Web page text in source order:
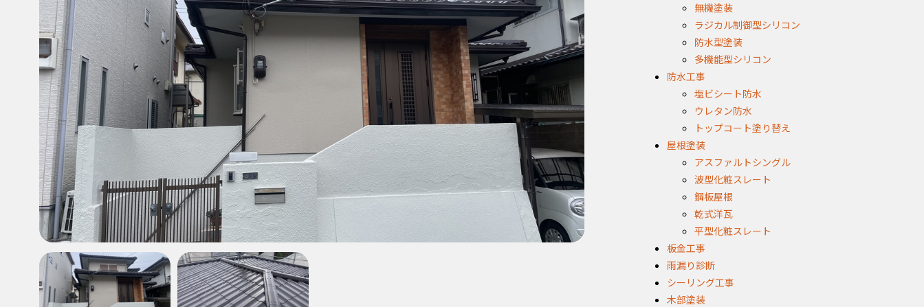
無機塗装
ラジカル制御型シリコン
防水型塗装
多機能型シリコン
防水工事
塩ビシート防水
ウレタン防水
トップコート塗り替え
屋根塗装
アスファルトシングル
波型化粧スレート
鋼板屋根
乾式洋瓦
平型化粧スレート
板金工事
雨漏り診断
シーリング工事
木部塗装